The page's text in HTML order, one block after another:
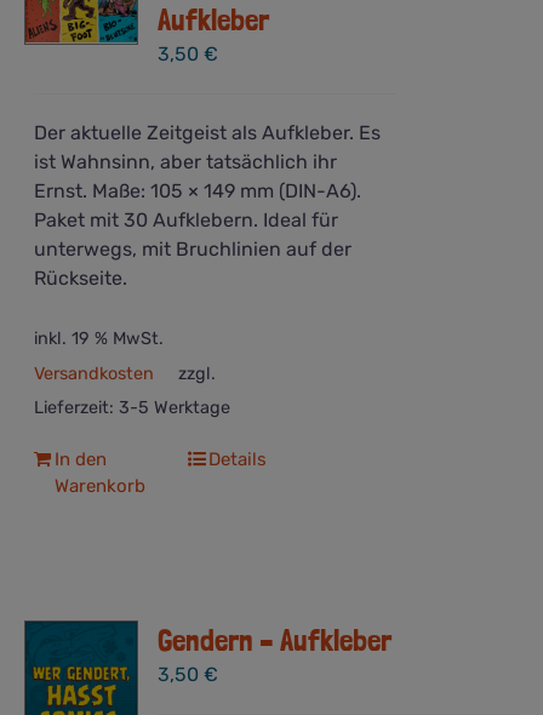
Aufkleber
3,50€
Der aktuelle Zeitgeist als Aufkleber. Es
ist Wahnsinn, aber tatsächlich ihr
Ernst. Maße: 105 × 149 mm (DIN-A6).
Paket mit 30 Aufklebern. Ideal für
unterwegs, mit Bruchlinien auf der
Rückseite.
inkl. 19 % MwSt.
zzgl.
Versandkosten
Lieferzeit: 3-5 Werktage
In den
Warenkorb
Details
Gendern – Aufkleber
3,50€